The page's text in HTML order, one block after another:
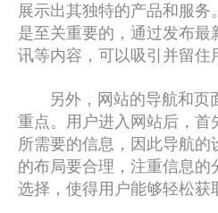
展示出其独特的产品和服
是至关重要的，通过发布最
讯等内容，可以吸引并留住
另外，网站的导航和页
重点。用户进入网站后，首
所需要的信息，因此导航的
的布局要合理，注重信息的
选择，使得用户能够轻松获